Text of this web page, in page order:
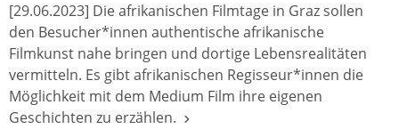
[29.06.2023] Die afrikanischen Filmtage in Graz sollen
den Besucher*innen authentische afrikanische
Filmkunst nahe bringen und dortige Lebensrealitäten
vermitteln. Es gibt afrikanischen Regisseur*innen die
Möglichkeit mit dem Medium Film ihre eigenen
Geschichten zu erzählen.